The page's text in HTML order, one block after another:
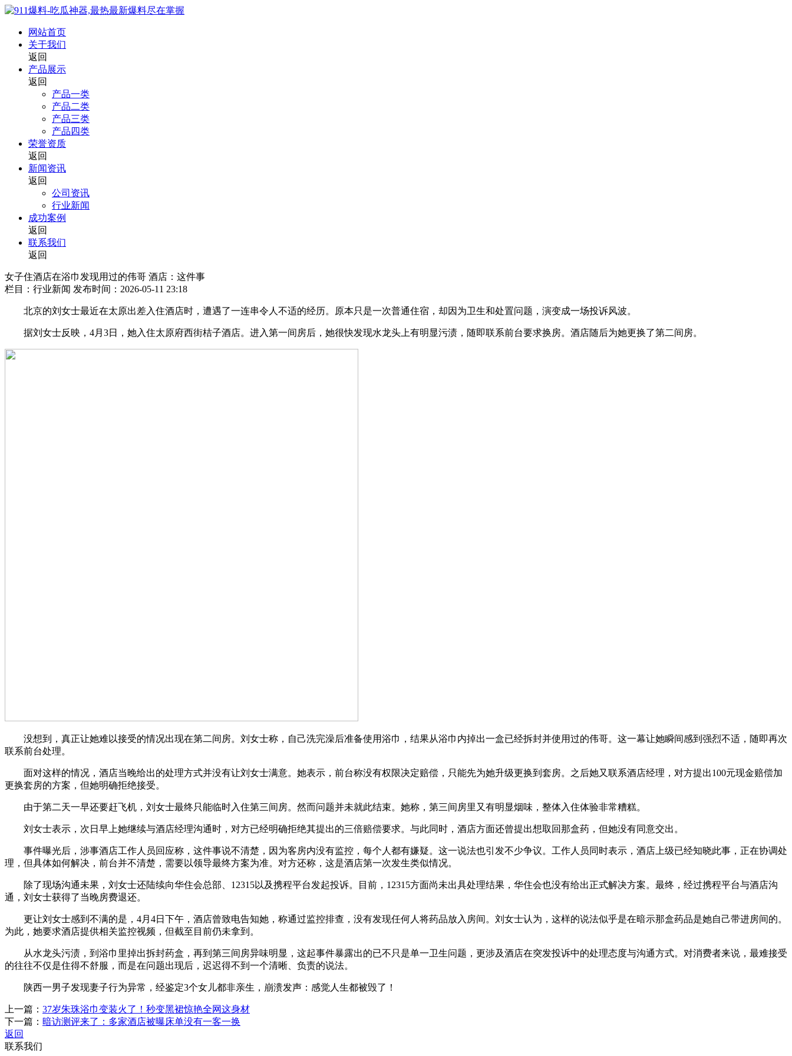
网站首页
关于我们
返回
产品展示
返回
产品一类
产品二类
产品三类
产品四类
荣誉资质
返回
新闻资讯
返回
公司资讯
行业新闻
成功案例
返回
联系我们
返回
女子住酒店在浴巾发现用过的伟哥 酒店：这件事
栏目：行业新闻 发布时间：2026-05-11 23:18
北京的刘女士最近在太原出差入住酒店时，遭遇了一连串令人不适的经历。原本只是一次普通住宿，却因为卫生和处置问题，演变成一场投诉风波。
据刘女士反映，4月3日，她入住太原府西街桔子酒店。进入第一间房后，她很快发现水龙头上有明显污渍，随即联系前台要求换房。酒店随后为她更换了第二间房。
没想到，真正让她难以接受的情况出现在第二间房。刘女士称，自己洗完澡后准备使用浴巾，结果从浴巾内掉出一盒已经拆封并使用过的伟哥。这一幕让她瞬间感到强烈不适，随即再次
联系前台处理。
面对这样的情况，酒店当晚给出的处理方式并没有让刘女士满意。她表示，前台称没有权限决定赔偿，只能先为她升级更换到套房。之后她又联系酒店经理，对方提出100元现金赔偿加
更换套房的方案，但她明确拒绝接受。
由于第二天一早还要赶飞机，刘女士最终只能临时入住第三间房。然而问题并未就此结束。她称，第三间房里又有明显烟味，整体入住体验非常糟糕。
刘女士表示，次日早上她继续与酒店经理沟通时，对方已经明确拒绝其提出的三倍赔偿要求。与此同时，酒店方面还曾提出想取回那盒药，但她没有同意交出。
事件曝光后，涉事酒店工作人员回应称，这件事说不清楚，因为客房内没有监控，每个人都有嫌疑。这一说法也引发不少争议。工作人员同时表示，酒店上级已经知晓此事，正在协调处
理，但具体如何解决，前台并不清楚，需要以领导最终方案为准。对方还称，这是酒店第一次发生类似情况。
除了现场沟通未果，刘女士还陆续向华住会总部、12315以及携程平台发起投诉。目前，12315方面尚未出具处理结果，华住会也没有给出正式解决方案。最终，经过携程平台与酒店沟
通，刘女士获得了当晚房费退还。
更让刘女士感到不满的是，4月4日下午，酒店曾致电告知她，称通过监控排查，没有发现任何人将药品放入房间。刘女士认为，这样的说法似乎是在暗示那盒药品是她自己带进房间的。
为此，她要求酒店提供相关监控视频，但截至目前仍未拿到。
从水龙头污渍，到浴巾里掉出拆封药盒，再到第三间房异味明显，这起事件暴露出的已不只是单一卫生问题，更涉及酒店在突发投诉中的处理态度与沟通方式。对消费者来说，最难接受
的往往不仅是住得不舒服，而是在问题出现后，迟迟得不到一个清晰、负责的说法。
陕西一男子发现妻子行为异常，经鉴定3个女儿都非亲生，崩溃发声：感觉人生都被毁了！
上一篇： 37岁朱珠浴巾变装火了！秒变黑裙惊艳全网这身材
下一篇： 暗访测评来了：多家酒店被曝床单没有一客一换
返回
联系我们